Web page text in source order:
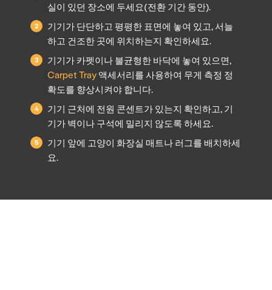
실이 있던 장소에 두세요(전환 기간 동안).
기기가 단단하고 평평한 표면에 놓여 있고, 서늘
하고 건조한 곳에 위치하는지 확인하세요.
기기가 카펫이나 불균형한 바닥에 놓여 있으면,
Carpet Tray 액세서리를 사용하여 무게 측정 정
확도를 향상시켜야 합니다.
기기 근처에 전원 콘센트가 있는지 확인하고, 기
기가 벽이나 구석에 밀리지 않도록 하세요.
기기 앞에 고양이 화장실 매트나 러그를 배치하세
요.